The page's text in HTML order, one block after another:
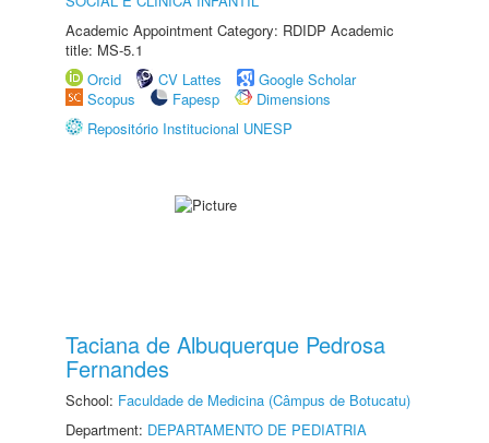
Academic Appointment Category: RDIDP Academic
title: MS-5.1
Orcid
CV Lattes
Google Scholar
Scopus
Fapesp
Dimensions
Repositório Institucional UNESP
Taciana de Albuquerque Pedrosa
Fernandes
School: Faculdade de Medicina (Câmpus de Botucatu)
Department: DEPARTAMENTO DE PEDIATRIA